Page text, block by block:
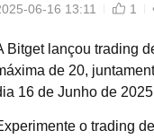
06-16 13:11 1
Bitget lançou trading
de 20,
16 de Junho de
o trading